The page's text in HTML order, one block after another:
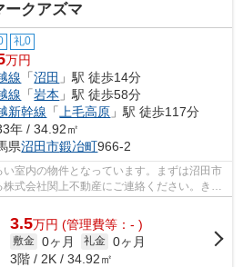
ークアズマ
礼0
万円
線 「沼田 」駅 徒歩14分
線 「岩本 」駅 徒歩58分
新幹線 「 上毛高原 」駅 徒歩117分
年 / 34.92㎡
県沼田市鍛冶町966-2
室内の物件となっています。まずは沼田市
式会社関上不動産にご連絡ください。きっ
意致...
3.5万円 (管理費等：- )
敷金 0ヶ月 礼金 0ヶ月
3階 / 2K / 34.92㎡